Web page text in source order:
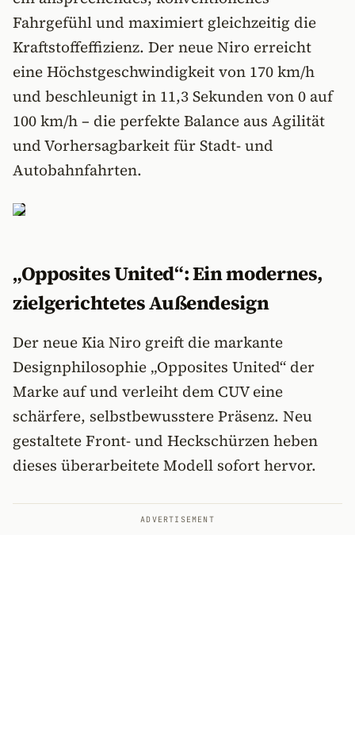
Fahrgefühl und maximiert gleichzeitig die
Kraftstoffeffizienz. Der neue Niro erreicht
eine Höchstgeschwindigkeit von 170 km/h
und beschleunigt in 11,3 Sekunden von 0 auf
100 km/h – die perfekte Balance aus Agilität
und Vorhersagbarkeit für Stadt- und
Autobahnfahrten.
„Opposites United“: Ein modernes,
zielgerichtetes Außendesign
Der neue Kia Niro greift die markante
Designphilosophie „Opposites United“ der
Marke auf und verleiht dem CUV eine
schärfere, selbstbewusstere Präsenz. Neu
gestaltete Front- und Heckschürzen heben
dieses überarbeitete Modell sofort hervor.
ADVERTISEMENT